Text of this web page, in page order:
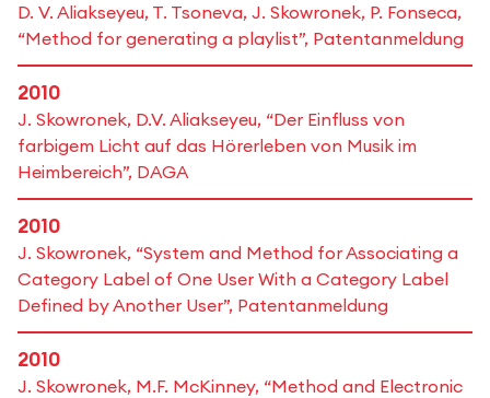
D. V. Aliakseyeu, T. Tsoneva, J. Skowronek, P. Fonseca,
“Method for generating a playlist”, Patentanmeldung
2010
J. Skowronek, D.V. Aliakseyeu, “Der Einfluss von
farbigem Licht auf das Hörerleben von Musik im
Heimbereich”, DAGA
2010
J. Skowronek, “System and Method for Associating a
Category Label of One User With a Category Label
Defined by Another User”, Patentanmeldung
2010
J. Skowronek, M.F. McKinney, “Method and Electronic